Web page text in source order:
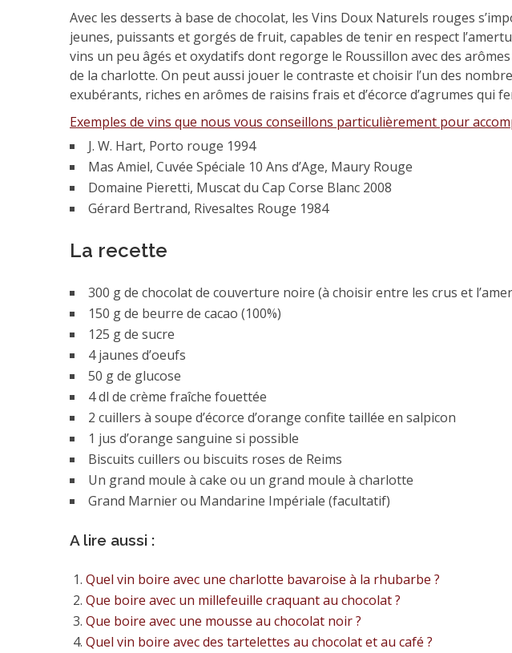
Avec les desserts à base de chocolat, les Vins Doux Naturels rouges
jeunes, puissants et gorgés de fruit, capables de tenir en respect
vins un peu âgés et oxydatifs dont regorge le Roussillon avec des
de la charlotte. On peut aussi jouer le contraste et choisir l’un des
exubérants, riches en arômes de raisins frais et d’écorce d’agrumes qui
Exemples de vins que nous vous conseillons particulièrement pour
J. W. Hart, Porto rouge 1994
Mas Amiel, Cuvée Spéciale 10 Ans d’Age, Maury Rouge
Domaine Pieretti, Muscat du Cap Corse Blanc 2008
Gérard Bertrand, Rivesaltes Rouge 1984
La recette
300 g de chocolat de couverture noire (à choisir entre les crus et
150 g de beurre de cacao (100%)
125 g de sucre
4 jaunes d’oeufs
50 g de glucose
4 dl de crème fraîche fouettée
2 cuillers à soupe d’écorce d’orange confite taillée en salpicon
1 jus d’orange sanguine si possible
Biscuits cuillers ou biscuits roses de Reims
Un grand moule à cake ou un grand moule à charlotte
Grand Marnier ou Mandarine Impériale (facultatif)
A lire aussi :
Quel vin boire avec une charlotte bavaroise à la rhubarbe ?
Que boire avec un millefeuille craquant au chocolat ?
Que boire avec une mousse au chocolat noir ?
Quel vin boire avec des tartelettes au chocolat et au café ?